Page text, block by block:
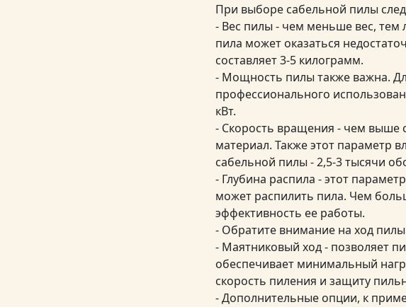
При выборе сабельной пилы
- Вес пилы - чем меньше вес, тем
пила может оказаться
составляет 3-5 килограмм.
- Мощность пилы также важна.
профессионального
кВт.
- Скорость вращения - чем выше
материал. Также этот параметр
сабельной пилы - 2,5-3 тысячи
- Глубина распила - этот
может распилить пила. Чем
эффективность ее работы.
- Обратите внимание на ход
- Маятниковый ход - позволяет
обеспечивает минимальный
скорость пиления и защиту
- Дополнительные опции, к